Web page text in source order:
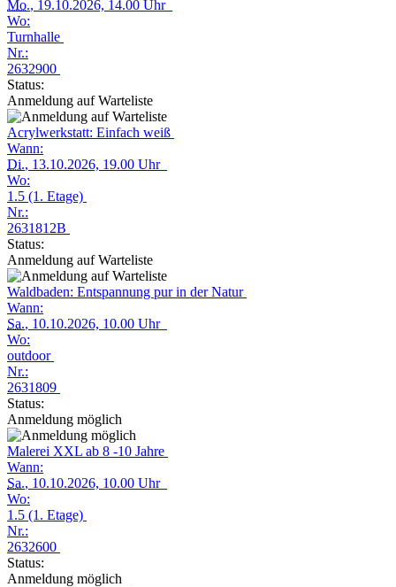
Mo., 19.10.2026, 14.00 Uhr
Wo:
Turnhalle
Nr.:
2632900
Status:
Anmeldung auf Warteliste
Acrylwerkstatt: Einfach weiß
Wann:
Di., 13.10.2026, 19.00 Uhr
Wo:
1.5 (1. Etage)
Nr.:
2631812B
Status:
Anmeldung auf Warteliste
Waldbaden: Entspannung pur in der Natur
Wann:
Sa., 10.10.2026, 10.00 Uhr
Wo:
outdoor
Nr.:
2631809
Status:
Anmeldung möglich
Malerei XXL ab 8 -10 Jahre
Wann:
Sa., 10.10.2026, 10.00 Uhr
Wo:
1.5 (1. Etage)
Nr.:
2632600
Status:
Anmeldung möglich